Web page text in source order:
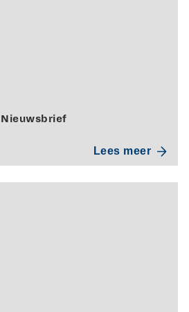
Nieuwsbrief
Lees meer